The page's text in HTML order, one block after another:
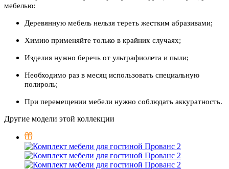
мебелью:
Деревянную мебель нельзя тереть жестким абразивами;
Химию применяйте только в крайних случаях;
Изделия нужно беречь от ультрафиолета и пыли;
Необходимо раз в месяц использовать специальную
полироль;
При перемещении мебели нужно соблюдать аккуратность.
Другие модели этой коллекции